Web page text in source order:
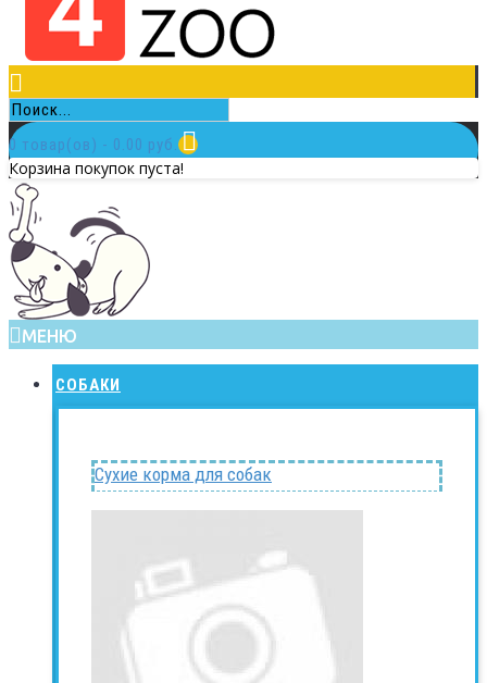
0 товар(ов) - 0.00 руб.
Корзина покупок пуста!
МЕНЮ
СОБАКИ
Сухие корма для собак